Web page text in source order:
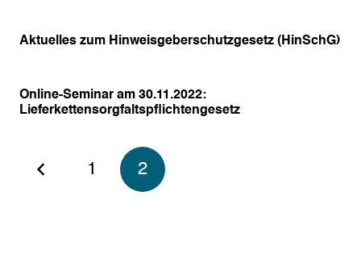
Aktuelles zum Hinweisgeberschutzgesetz (HinSchG)
Online-Seminar am 30.11.2022:
Lieferkettensorgfaltspflichtengesetz
1 2